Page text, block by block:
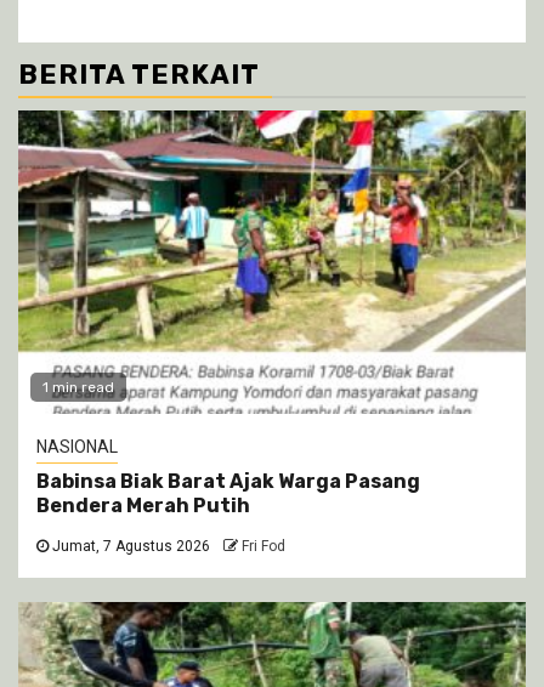
BERITA TERKAIT
1 min read
NASIONAL
Babinsa Biak Barat Ajak Warga Pasang
Bendera Merah Putih
Jumat, 7 Agustus 2026 Fri Fod